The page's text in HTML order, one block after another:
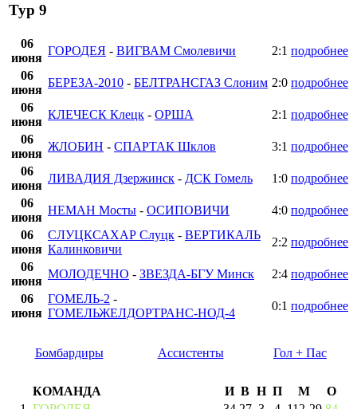
Тур 9
06
июня
ГОРОДЕЯ - ВИГВАМ Смолевичи 2:1 подробнее
06
июня
БЕРЕЗА-2010 - БЕЛТРАНСГАЗ Слоним 2:0 подробнее
06
июня
КЛЕЧЕСК Клецк - ОРША 2:1 подробнее
06
июня
ЖЛОБИН - СПАРТАК Шклов 3:1 подробнее
06
июня
ЛИВАДИЯ Дзержинск - ДСК Гомель 1:0 подробнее
06
июня
НЕМАН Мосты - ОСИПОВИЧИ 4:0 подробнее
06
июня
СЛУЦКСАХАР Слуцк - ВЕРТИКАЛЬ
Калинковичи
2:2 подробнее
06
июня
МОЛОДЕЧНО - ЗВЕЗДА-БГУ Минск 2:4 подробнее
06
июня
ГОМЕЛЬ-2 -
ГОМЕЛЬЖЕЛДОРТРАНС-НОД-4
0:1 подробнее
Бомбардиры Ассистенты Гол + Пас
КОМАНДА И В Н П М
О